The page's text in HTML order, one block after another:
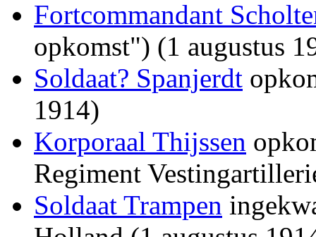
Fortcommandant
opkomst") (1 augustus
Soldaat? Spanjerdt
1914)
Korporaal Thijssen
Regiment
Soldaat Trampen